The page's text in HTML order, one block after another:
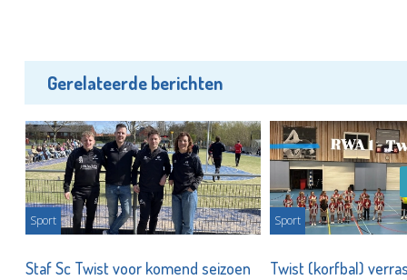
Gerelateerde berichten
Sport
Staf Sc Twist voor komend seizoen
Sport
Twist (korfbal)